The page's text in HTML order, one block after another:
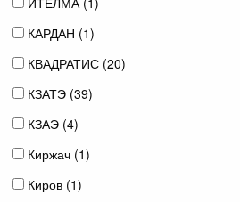
КАРДАН (1)
КВАДРАТИС (20)
КЗАТЭ (39)
КЗАЭ (4)
Киржач (1)
Киров (1)